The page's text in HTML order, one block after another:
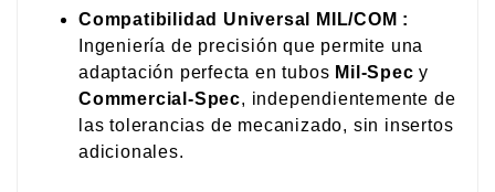
Compatibilidad Universal MIL/COM :
Ingeniería de precisión que permite una
adaptación perfecta en tubos Mil-Spec y
Commercial-Spec, independientemente de
las tolerancias de mecanizado, sin insertos
adicionales.